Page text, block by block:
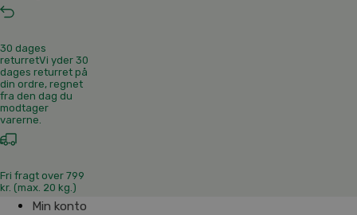
30 dages
returretVi yder 30
dages returret på
din ordre, regnet
fra den dag du
modtager
varerne.
Fri fragt over 799
kr. (max. 20 kg.)
Min konto